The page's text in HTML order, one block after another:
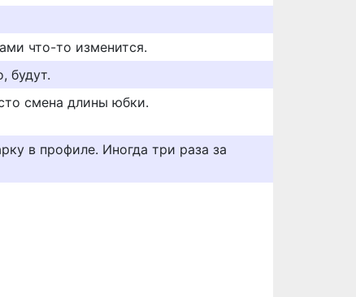
что-то изменится.
будут.
смена длины юбки.
в профиле. Иногда три раза за